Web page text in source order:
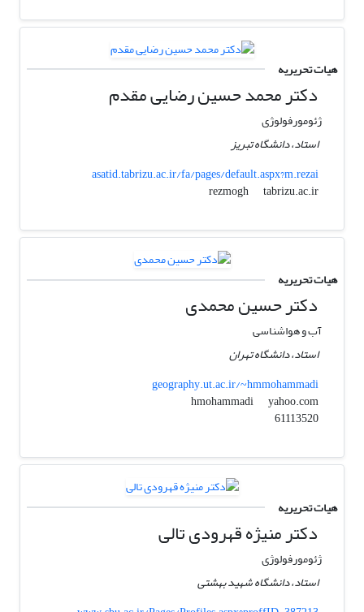
هیات تحریریه
دکتر محمد حسین رضایی مقدم
ژئومورفولوژی
استاد، دانشگاه تبریز
asatid.tabrizu.ac.ir/fa/pages/default.aspx?m.rezai
rezmogh
tabrizu.ac.ir
هیات تحریریه
دکتر حسین محمدی
آب و هواشناسی
استاد، دانشگاه تهران
geography.ut.ac.ir/~hmmohammadi
hmohammadi
yahoo.com
61113520
هیات تحریریه
دکتر منیژه قهرودی تالی
ژئومورفولوژی
استاد، دانشگاه شهید بهشتی